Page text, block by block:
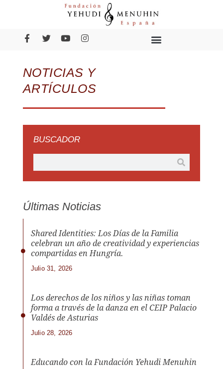
NOTICIAS Y
ARTÍCULOS
BUSCADOR
Últimas Noticias
Shared Identities: Los Días de la Familia
celebran un año de creatividad y experiencias
compartidas en Hungría.
Julio 31, 2026
Los derechos de los niños y las niñas toman
forma a través de la danza en el CEIP Palacio
Valdés de Asturias
Julio 28, 2026
Educando con la Fundación Yehudi Menuhin